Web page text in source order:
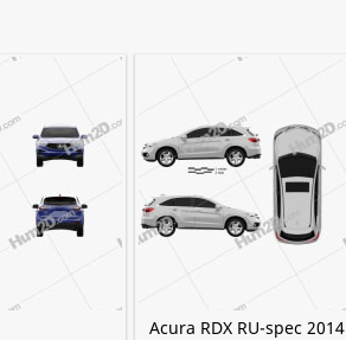
Acura RDX RU-spec 2014